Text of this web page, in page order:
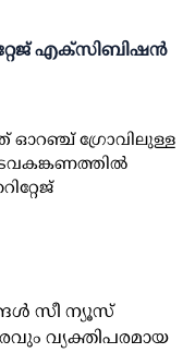
എക്സിബിഷൻ
ഓറഞ്ച് ഗ്രോവിലുള്ള
സീ ന്യൂസ്
വ്യക്തിപരമായ